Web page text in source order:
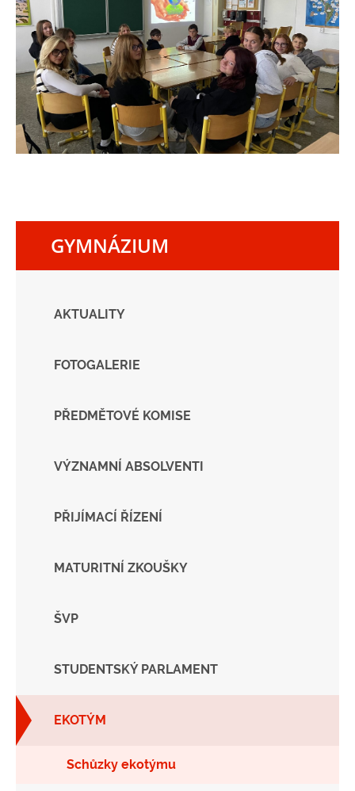
GYMNÁZIUM
AKTUALITY
FOTOGALERIE
PŘEDMĚTOVÉ KOMISE
VÝZNAMNÍ ABSOLVENTI
PŘIJÍMACÍ ŘÍZENÍ
MATURITNÍ ZKOUŠKY
ŠVP
STUDENTSKÝ PARLAMENT
EKOTÝM
Schůzky ekotýmu